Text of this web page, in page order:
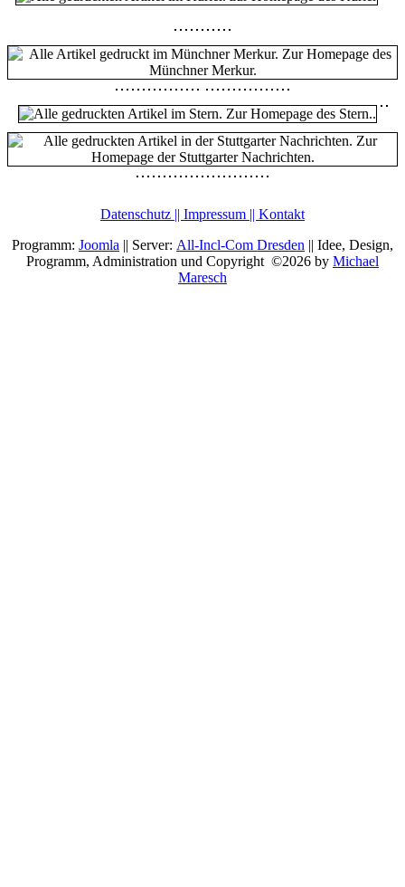
Datenschutz || Impressum || Kontakt
Programm: Joomla || Server: All-Incl-Com Dresden || Idee, Design,
Programm, Administration und Copyright ©2026 by Michael
Maresch